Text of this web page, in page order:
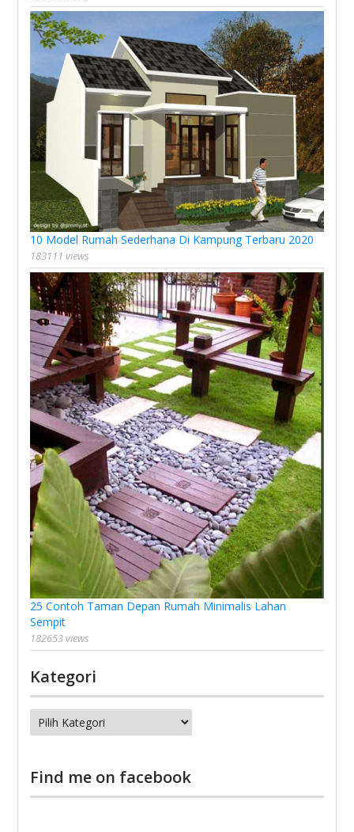
10 Model Rumah Sederhana Di Kampung Terbaru 2020
183111 views
25 Contoh Taman Depan Rumah Minimalis Lahan
Sempit
182653 views
Kategori
Kategori
Find me on facebook